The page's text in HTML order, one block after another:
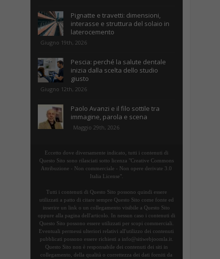
Pignatte e travetti: dimensioni,
interasse e struttura del solaio in
laterocemento
Giugno 19th, 2026
Pescia: perché la salute dentale
inizia dalla scelta dello studio
giusto
Giugno 12th, 2026
Paolo Avanzi e il filo sottile tra
immagine, parola e scena
Maggio 29th, 2026
Eccetto dove diversamente indicato, tutti i contenuti di
Questo Sito sono rilasciati sotto licenza "Creative Commons
Attribuzione - Non commerciale - Non opere derivate 3.0
Italia License".
Tutti i contenuti di Questo Sito possono quindi essere
utilizzati a patto di citare sempre Questo Sito come fonte ed
inserire un link o un collegamento visibile a Questo Sito
oppure alla pagina dell'articolo. In nessun caso i contenuti di
Questo Sito possono essere utilizzati per scopi commerciali.
Eventuali permessi ulteriori relativi all'utilizzo dei contenuti
pubblicati possono essere richiesti a info@sitiwebjoomla.it.
Questo Sito non è responsabile dei contenuti dei siti in
collegamento, della qualità o correttezza dei dati forniti da